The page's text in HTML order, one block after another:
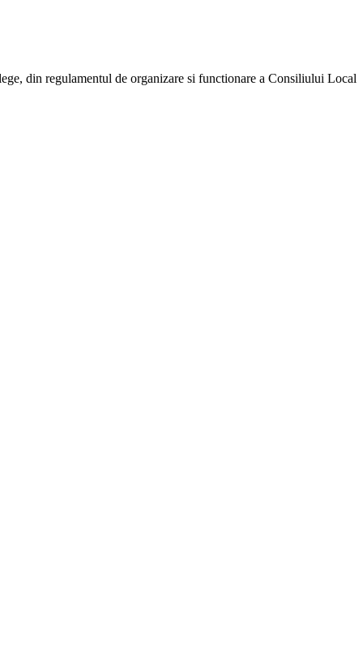
din regulamentul de organizare si functionare a Consiliului Local